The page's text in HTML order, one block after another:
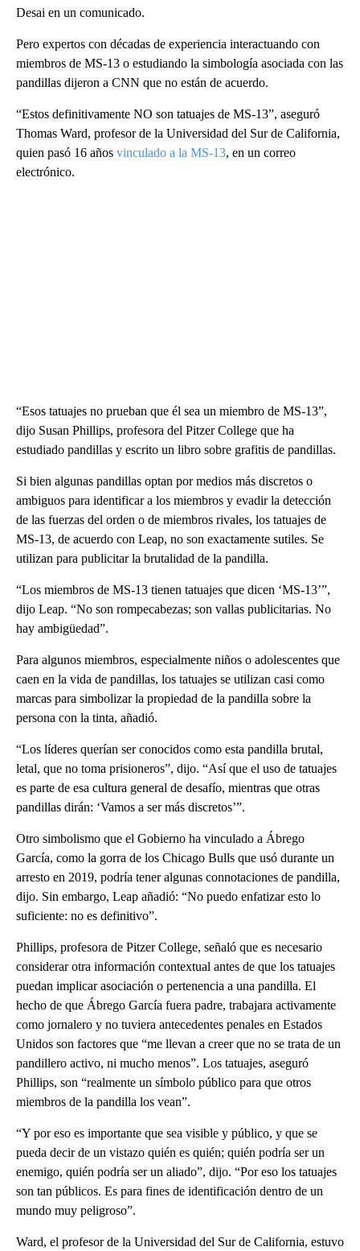
Desai en un comunicado.
Pero expertos con décadas de experiencia interactuando con
miembros de MS-13 o estudiando la simbología asociada con las
pandillas dijeron a CNN que no están de acuerdo.
“Estos definitivamente NO son tatuajes de MS-13”, aseguró
Thomas Ward, profesor de la Universidad del Sur de California,
quien pasó 16 años vinculado a la MS-13, en un correo
electrónico.
“Esos tatuajes no prueban que él sea un miembro de MS-13”,
dijo Susan Phillips, profesora del Pitzer College que ha
estudiado pandillas y escrito un libro sobre grafitis de pandillas.
Si bien algunas pandillas optan por medios más discretos o
ambiguos para identificar a los miembros y evadir la detección
de las fuerzas del orden o de miembros rivales, los tatuajes de
MS-13, de acuerdo con Leap, no son exactamente sutiles. Se
utilizan para publicitar la brutalidad de la pandilla.
“Los miembros de MS-13 tienen tatuajes que dicen ‘MS-13’”,
dijo Leap. “No son rompecabezas; son vallas publicitarias. No
hay ambigüedad”.
Para algunos miembros, especialmente niños o adolescentes que
caen en la vida de pandillas, los tatuajes se utilizan casi como
marcas para simbolizar la propiedad de la pandilla sobre la
persona con la tinta, añadió.
“Los líderes querían ser conocidos como esta pandilla brutal,
letal, que no toma prisioneros”, dijo. “Así que el uso de tatuajes
es parte de esa cultura general de desafío, mientras que otras
pandillas dirán: ‘Vamos a ser más discretos’”.
Otro simbolismo que el Gobierno ha vinculado a Ábrego
García, como la gorra de los Chicago Bulls que usó durante un
arresto en 2019, podría tener algunas connotaciones de pandilla,
dijo. Sin embargo, Leap añadió: “No puedo enfatizar esto lo
suficiente: no es definitivo”.
Phillips, profesora de Pitzer College, señaló que es necesario
considerar otra información contextual antes de que los tatuajes
puedan implicar asociación o pertenencia a una pandilla. El
hecho de que Ábrego García fuera padre, trabajara activamente
como jornalero y no tuviera antecedentes penales en Estados
Unidos son factores que “me llevan a creer que no se trata de un
pandillero activo, ni mucho menos”. Los tatuajes, aseguró
Phillips, son “realmente un símbolo público para que otros
miembros de la pandilla los vean”.
“Y por eso es importante que sea visible y público, y que se
pueda decir de un vistazo quién es quién; quién podría ser un
enemigo, quién podría ser un aliado”, dijo. “Por eso los tatuajes
son tan públicos. Es para fines de identificación dentro de un
mundo muy peligroso”.
Ward, el profesor de la Universidad del Sur de California, estuvo